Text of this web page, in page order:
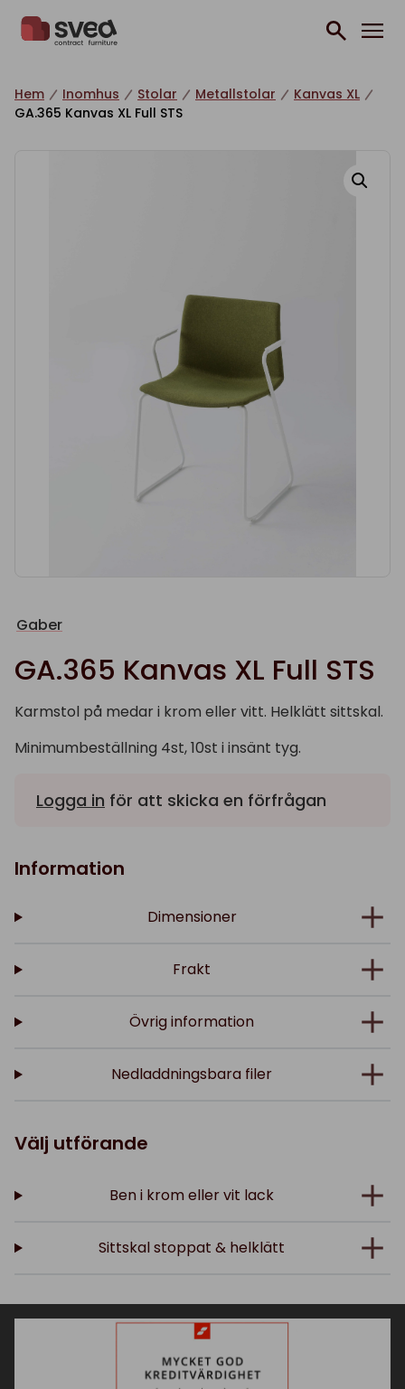
Hem Inomhus Stolar Metallstolar
Kanvas XL
GA.365 Kanvas XL Full STS
Gaber
GA.365 Kanvas XL Full STS
Karmstol på medar i krom eller vitt. Helklätt sittskal.
Minimumbeställning 4st, 10st i insänt tyg.
Logga in för att skicka en förfrågan
Information
Dimensioner
Frakt
Övrig information
Nedladdningsbara filer
Välj utförande
Ben i krom eller vit lack
Sittskal stoppat & helklätt